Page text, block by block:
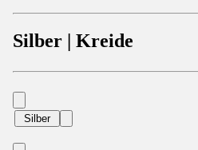
Silber | Kreide
Silber